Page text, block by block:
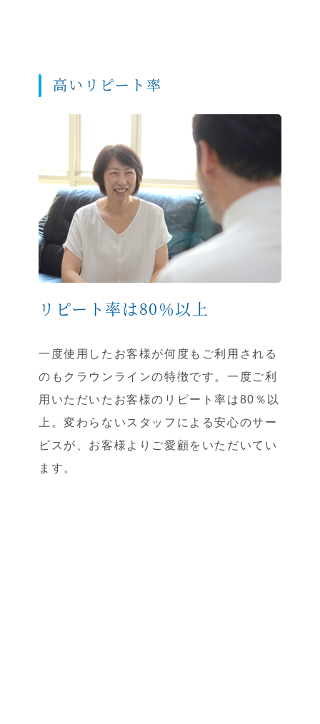
高いリピート率
リピート率は80％以上
一度使用したお客様が何度もご利用される
のもクラウンラインの特徴です。一度ご利
用いただいたお客様のリピート率は80％以
上。変わらないスタッフによる安心のサー
ビスが、お客様よりご愛顧をいただいてい
ます。